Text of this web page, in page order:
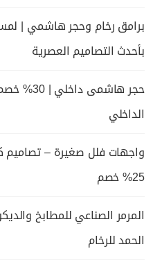
برامق رخام وحجر هاشمي |
بأحدث التصاميم العصرية
حجر
الداخلي
واجهات فلل صغيرة –
25% خصم
الحمد للرخام